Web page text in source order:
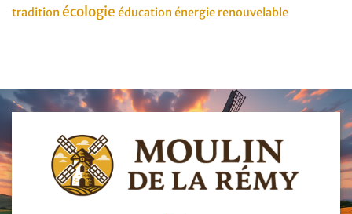
tradition écologie éducation énergie renouvelable